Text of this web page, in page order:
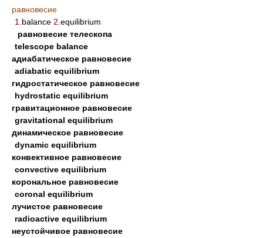
равновесие
1. balance 2. equilibrium
равновесие телескопа
telescope balance
адиабатическое равновесие
adiabatic equilibrium
гидростатическое равновесие
hydrostatic equilibrium
гравитационное равновесие
gravitational equilibrium
динамическое равновесие
dynamic equilibrium
конвективное равновесие
convective equilibrium
корональное равновесие
coronal equilibrium
лучистое равновесие
radioactive equilibrium
неустойчивое равновесие